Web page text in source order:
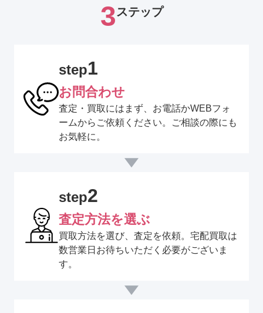
3ステップ
step1
お問合わせ
査定・買取にはまず、お電話かWEBフォ
ームからご依頼ください。ご相談の際にも
お気軽に。
step2
査定方法を選ぶ
買取方法を選び、査定を依頼。宅配買取は
数営業日お待ちいただく必要がございま
す。